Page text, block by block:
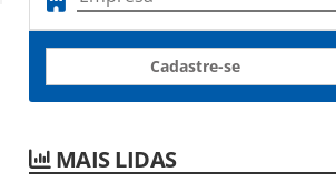
Cadastre-se
MAIS LIDAS